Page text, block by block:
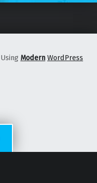
Using Modern WordPress